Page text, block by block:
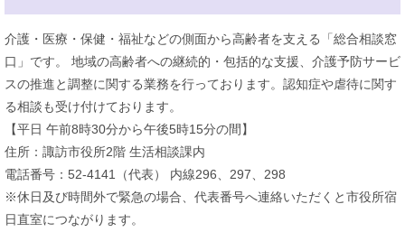
介護・医療・保健・福祉などの側面から高齢者を支える「総合相談窓
口」です。 地域の高齢者への継続的・包括的な支援、介護予防サービ
スの推進と調整に関する業務を行っております。認知症や虐待に関す
る相談も受け付けております。
【平日 午前8時30分から午後5時15分の間】
住所：諏訪市役所2階 生活相談課内
電話番号：52-4141（代表） 内線296、297、298
※休日及び時間外で緊急の場合、代表番号へ連絡いただくと市役所宿
日直室につながります。